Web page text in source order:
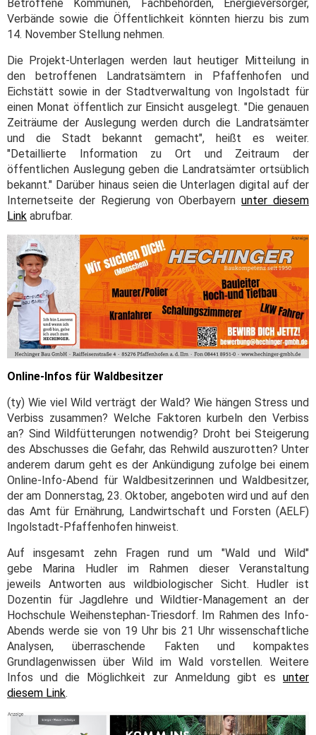
Betroffene Kommunen, Fachbehörden, Energieversorger,
Verbände sowie die Öffentlichkeit könnten hierzu bis zum
14. November Stellung nehmen.
Die Projekt-Unterlagen werden laut heutiger Mitteilung in
den betroffenen Landratsämtern in Pfaffenhofen und
Eichstätt sowie in der Stadtverwaltung von Ingolstadt für
einen Monat öffentlich zur Einsicht ausgelegt. "Die genauen
Zeiträume der Auslegung werden durch die Landratsämter
und die Stadt bekannt gemacht", heißt es weiter.
"Detaillierte Information zu Ort und Zeitraum der
öffentlichen Auslegung geben die Landratsämter ortsüblich
bekannt." Darüber hinaus seien die Unterlagen digital auf der
Internetseite der Regierung von Oberbayernunter diesem
Link abrufbar.
Online-Infos für Waldbesitzer
(ty) Wie viel Wild verträgt der Wald? Wie hängen Stress und
Verbiss zusammen? Welche Faktoren kurbeln den Verbiss
an? Sind Wildfütterungen notwendig? Droht bei Steigerung
des Abschusses die Gefahr, das Rehwild auszurotten? Unter
anderem darum geht es der Ankündigung zufolge bei einem
Online-Info-Abend für Waldbesitzerinnen und Waldbesitzer,
der am Donnerstag, 23. Oktober, angeboten wird und auf den
das Amt für Ernährung, Landwirtschaft und Forsten (AELF)
Ingolstadt-Pfaffenhofen hinweist.
Auf insgesamt zehn Fragen rund um "Wald und Wild"
gebe Marina Hudler im Rahmen dieser Veranstaltung
jeweils Antworten aus wildbiologischer Sicht. Hudler ist
Dozentin für Jagdlehre und Wildtier-Management an der
Hochschule Weihenstephan-Triesdorf. Im Rahmen des Info-
Abends werde sie von 19 Uhr bis 21 Uhr wissenschaftliche
Analysen, überraschende Fakten und kompaktes
Grundlagenwissen über Wild im Wald vorstellen. Weitere
Infos und die Möglichkeit zur Anmeldung gibt es unter
diesem Link.